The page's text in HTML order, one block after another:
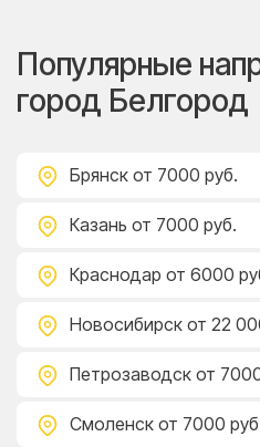
Популярные
город Белгород
Брянск от 7000 руб.
Казань от 7000 руб.
Краснодар от 6000
Новосибирск от 22
Петрозаводск от
Смоленск от 7000